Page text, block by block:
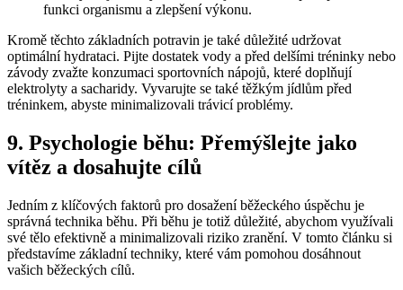
funkci organismu a zlepšení výkonu.
Kromě těchto základních potravin je také důležité udržovat
optimální hydrataci. Pijte dostatek vody a před delšími tréninky nebo
závody zvažte konzumaci sportovních nápojů, které doplňují
elektrolyty a sacharidy. Vyvarujte se také těžkým jídlům před
tréninkem, abyste minimalizovali trávicí problémy.
9. Psychologie běhu: Přemýšlejte jako
vítěz a dosahujte cílů
Jedním z klíčových faktorů pro dosažení běžeckého úspěchu je
správná technika běhu. Při běhu je totiž důležité, abychom využívali
své tělo efektivně a minimalizovali riziko zranění. V tomto článku si
představíme základní techniky, které vám pomohou dosáhnout
vašich běžeckých cílů.